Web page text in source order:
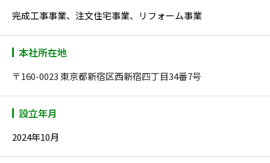
完成工事事業、注文住宅事業、リフォーム事業
本社所在地
〒160-0023 東京都新宿区西新宿四丁目34番7号
設立年月
2024年10月